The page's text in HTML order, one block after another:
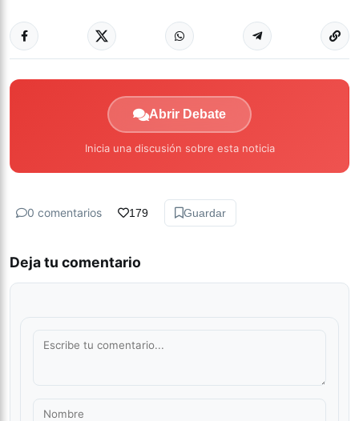
Abrir Debate
Inicia una discusión sobre esta noticia
0 comentarios 179 Guardar
Deja tu comentario